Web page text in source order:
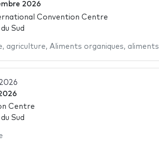
2026
Convention Centre
Sud
, agriculture, Aliments organiques, aliments
Centre
Sud